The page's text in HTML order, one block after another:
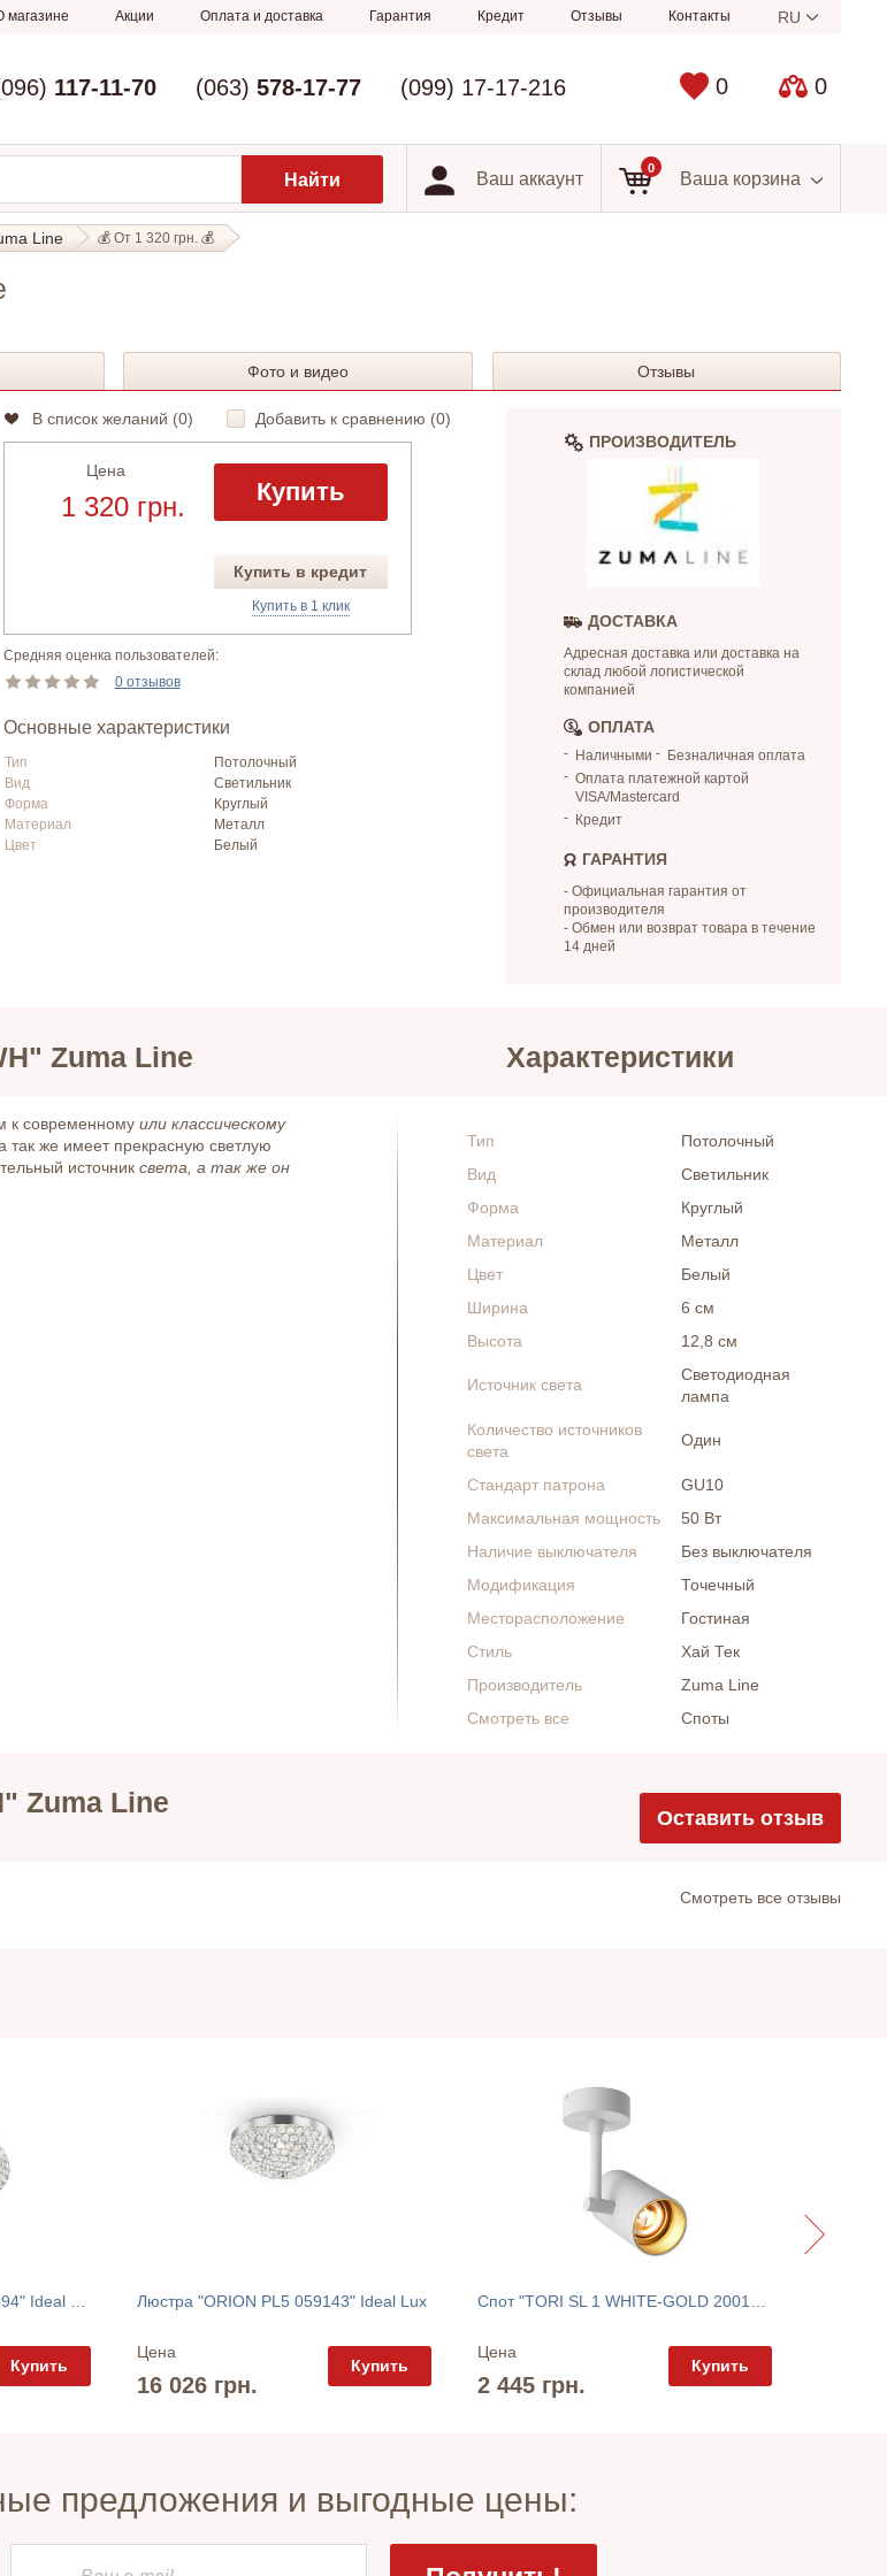
магазине Акции Оплата и доставка Гарантия Кредит Отзывы Контакты RU
0 0
117-11-70 (063) 578-17-77 (099) 17-17-216
Ваш аккаунт
0
Ваша корзина
Line 💰 От 1 320 грн. 💰
Фото и видео Отзывы
В список желаний (0) Добавить к сравнению (0)
Цена
1 320 грн. Купить
Купить в кредит
Купить в 1 клик
Средняя оценка пользователей:
0 отзывов
Основные характеристики
Тип
Потолочный
Вид
Светильник
Форма
Круглый
Материал
Металл
Цвет
Белый
ПРОИЗВОДИТЕЛЬ
ДОСТАВКА
Адресная доставка или доставка на
склад любой логистической
компанией
ОПЛАТА
Наличными
Безналичная оплата
Оплата платежной картой
VISA/Mastercard
Кредит
ГАРАНТИЯ
- Официальная гарантия от
производителя
- Обмен или возврат товара в течение
14 дней
Zuma Line Характеристики
к современному или классическому
так же имеет прекрасную светлую
источник света, а так же он
Тип
Потолочный
Вид
Светильник
Форма
Круглый
Материал
Металл
Цвет
Белый
Ширина
6 см
Высота
12,8 см
Источник света
Светодиодная
лампа
Количество источников
света
Один
Стандарт патрона
GU10
Максимальная мощность
50 Вт
Наличие выключателя
Без выключателя
Модификация
Точечный
Месторасположение
Гостиная
Стиль
Хай Тек
Производитель
Zuma Line
Смотреть все
Споты
Zuma Line Оставить отзыв
Cмотреть все отзывы
Люстра "ORION SP12 066394" Ideal Lux
Купить
Люстра "ORION PL5 059143" Ideal Lux
Цена
16 026 грн.
Купить
Спот "TORI SL 1 WHITE-GOLD 20014-WH" Zuma Line
Цена
2 445 грн.
Купить
предложения и выгодные цены: